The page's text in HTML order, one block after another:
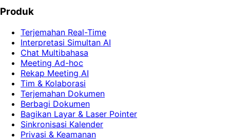
Produk
Terjemahan Real-Time
Interpretasi Simultan AI
Chat Multibahasa
Meeting Ad-hoc
Rekap Meeting AI
Tim & Kolaborasi
Terjemahan Dokumen
Berbagi Dokumen
Bagikan Layar & Laser Pointer
Sinkronisasi Kalender
Privasi & Keamanan